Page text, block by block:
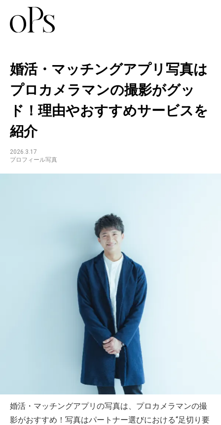
婚活・マッチングアプリ写真は
プロカメラマンの撮影がグッ
ド！理由やおすすめサービスを
紹介
2026.3.17
プロフィール写真
婚活・マッチングアプリの写真は、プロカメラマンの撮
影がおすすめ！写真はパートナー選びにおける“足切り要